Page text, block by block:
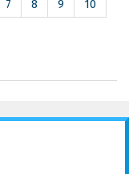
7 8 9
10